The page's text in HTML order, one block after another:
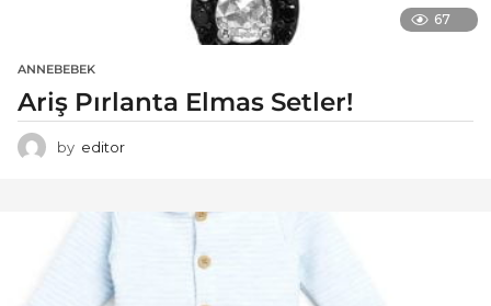
67
ANNEBEBEK
Ariş Pırlanta Elmas Setler!
by editor